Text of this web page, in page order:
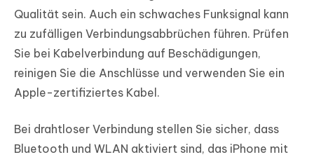
Qualität sein. Auch ein schwaches Funksignal kann
zu zufälligen Verbindungsabbrüchen führen. Prüfen
Sie bei Kabelverbindung auf Beschädigungen,
reinigen Sie die Anschlüsse und verwenden Sie ein
Apple-zertifiziertes Kabel.
Bei drahtloser Verbindung stellen Sie sicher, dass
Bluetooth und WLAN aktiviert sind, das iPhone mit